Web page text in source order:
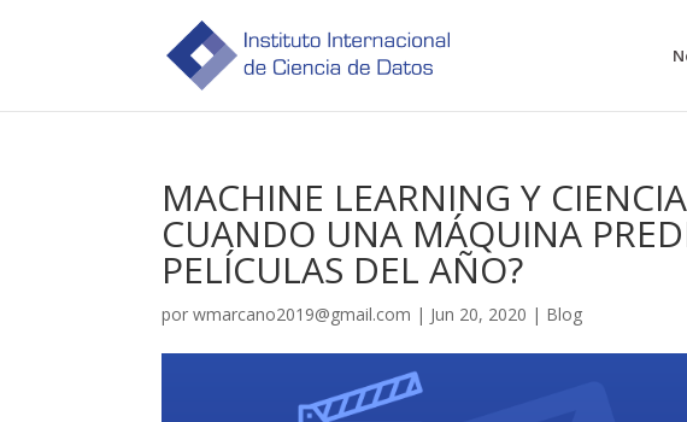
MACHINE LEARNING Y
CUANDO UNA MÁQUINA
PELÍCULAS DEL AÑO?
porwmarcano2019@gmail.com | Jun 20, 2020 | Blog